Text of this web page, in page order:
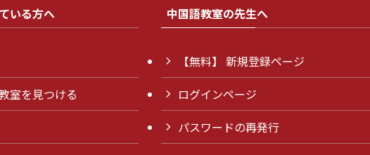
いる方へ
室を見つける
中国語教室の先生へ
【無料】 新規登録ページ
ログインページ
パスワードの再発行